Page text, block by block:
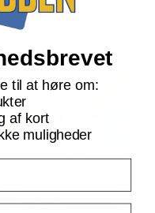
til at høre om:
af kort
muligheder